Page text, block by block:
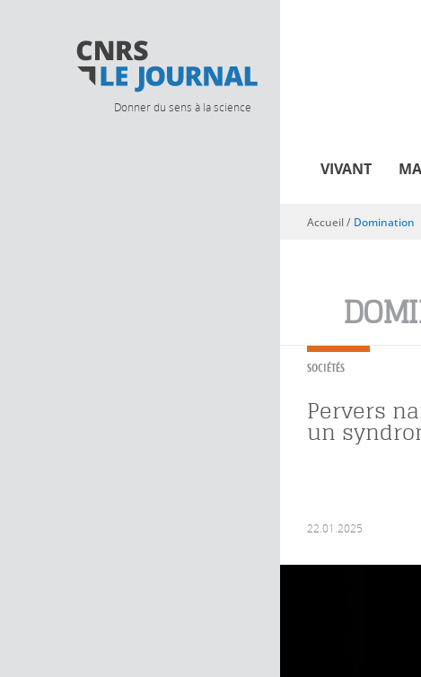
Donner du sens à la science
VIVANT
Vous êtes ici
Accueil/ Domination
SOCIÉTÉS
Pervers
un
22.01.2025